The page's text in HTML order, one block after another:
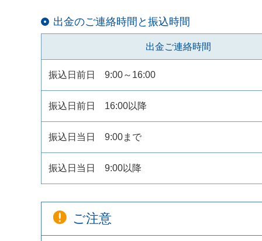
出金のご連絡時間と振込時間
出金ご連絡時間
振込日前日 9:00～16:00
振込日前日 16:00以降
振込日当日 9:00まで
振込日当日 9:00以降
ご注意